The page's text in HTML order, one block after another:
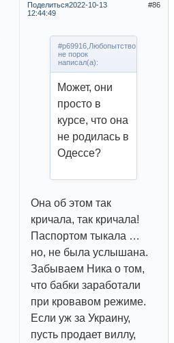
Поделиться 86
2022-10-13
12:44:49
#p69916,Любопытство
не порок
написал(а):
Может, они
просто в
курсе, что она
не родилась в
Одессе?
Она об этом так
кричала, так кричала!
Паспортом тыкала …
но, не была услышана.
Забываем Ника о том,
что бабки заработали
при кровавом режиме.
Если уж за Украину,
пусть продает виллу,